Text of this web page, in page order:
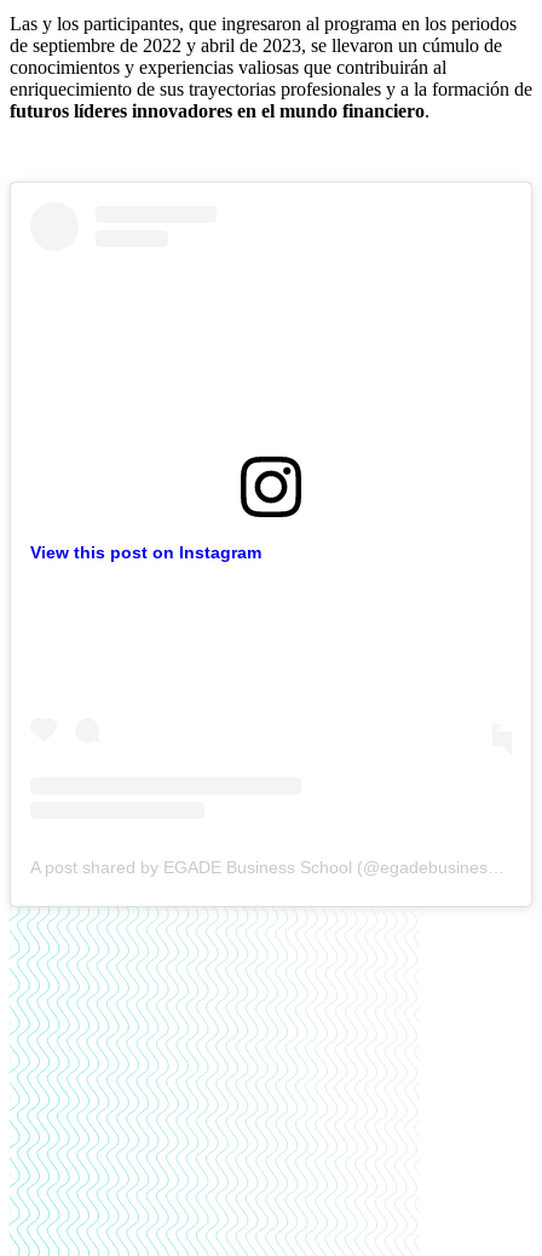
Las y los participantes, que ingresaron al programa en los periodos
de septiembre de 2022 y abril de 2023, se llevaron un cúmulo de
conocimientos y experiencias valiosas que contribuirán al
enriquecimiento de sus trayectorias profesionales y a la formación de
futuros líderes innovadores en el mundo financiero.
View this post on Instagram